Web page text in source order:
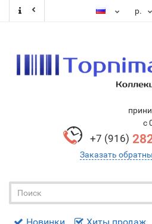
р.
с
+7 (916)
Заказать